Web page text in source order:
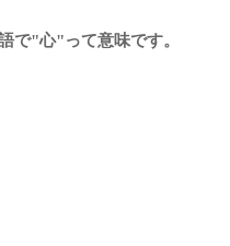
で"心"って意味です。